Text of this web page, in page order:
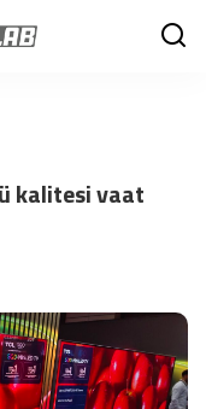
kalitesi vaat